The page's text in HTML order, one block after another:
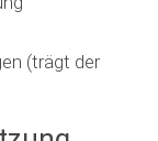
(trägt der